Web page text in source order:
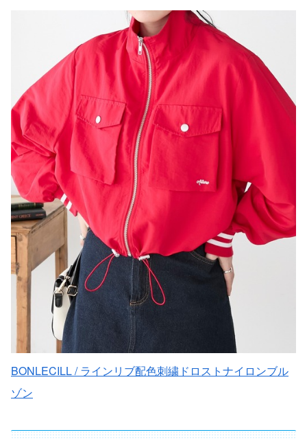
BONLECILL / ラインリブ配色刺繍ドロストナイロンブル
ゾン